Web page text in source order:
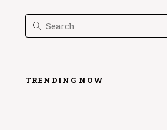
TRENDING NOW